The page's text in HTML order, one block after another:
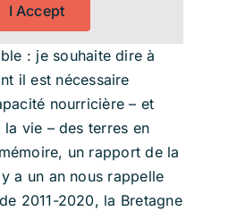
I Accept
: je souhaite dire à
il est nécessaire
nourricière – et
vie – des terres en
un rapport de la
a un an nous rappelle
2011-2020, la Bretagne